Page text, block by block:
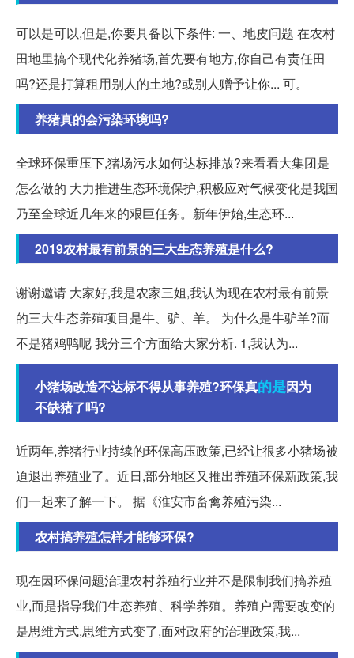
可以是可以,但是,你要具备以下条件: 一、地皮问题 在农村
田地里搞个现代化养猪场,首先要有地方,你自己有责任田
吗?还是打算租用别人的土地?或别人赠予让你... 可。
养猪真的会污染环境吗?
全球环保重压下,猪场污水如何达标排放?来看看大集团是
怎么做的 大力推进生态环境保护,积极应对气候变化是我国
乃至全球近几年来的艰巨任务。新年伊始,生态环...
2019农村最有前景的三大生态养殖是什么?
谢谢邀请 大家好,我是农家三姐,我认为现在农村最有前景
的三大生态养殖项目是牛、驴、羊。 为什么是牛驴羊?而
不是猪鸡鸭呢 我分三个方面给大家分析. 1,我认为...
小猪场改造不达标不得从事养殖?环保真的是因为
不缺猪了吗?
近两年,养猪行业持续的环保高压政策,已经让很多小猪场被
迫退出养殖业了。近日,部分地区又推出养殖环保新政策,我
们一起来了解一下。 据《淮安市畜禽养殖污染...
农村搞养殖怎样才能够环保?
现在因环保问题治理农村养殖行业并不是限制我们搞养殖
业,而是指导我们生态养殖、科学养殖。养殖户需要改变的
是思维方式,思维方式变了,面对政府的治理政策,我...